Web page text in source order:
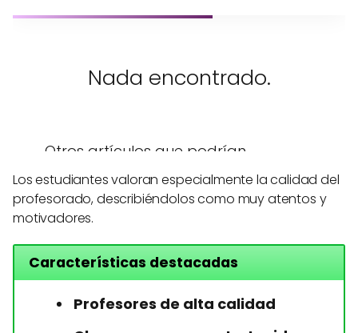
Los estudiantes valoran especialmente la calidad del
profesorado, describiéndolos como muy atentos y
motivadores.
Características destacadas
Profesores de alta calidad